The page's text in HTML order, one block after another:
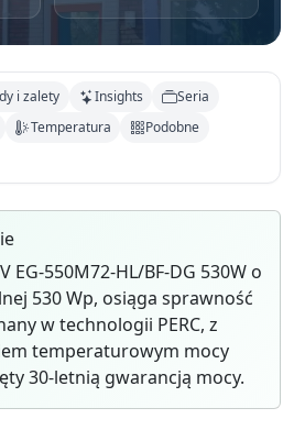
i zalety Insights
Seria
Temperatura
Podobne
EG-550M72-HL/BF-DG 530W o
530 Wp, osiąga sprawność
w technologii PERC, z
temperaturowym mocy
30-letnią gwarancją mocy.